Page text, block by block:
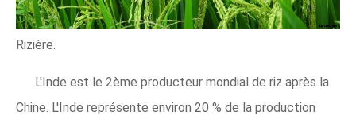
Rizière.
L'Inde est le 2ème producteur mondial de riz après la
Chine. L'Inde représente environ 20 % de la production